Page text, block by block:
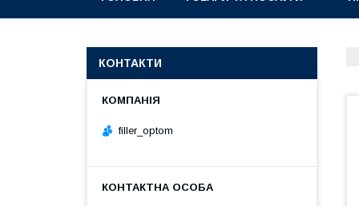
КОНТАКТИ
filler_optom